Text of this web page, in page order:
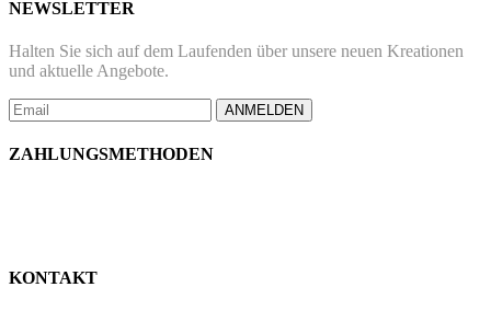
NEWSLETTER
Halten Sie sich auf dem Laufenden über unsere neuen Kreationen
und aktuelle Angebote.
ANMELDEN
ZAHLUNGSMETHODEN
KONTAKT